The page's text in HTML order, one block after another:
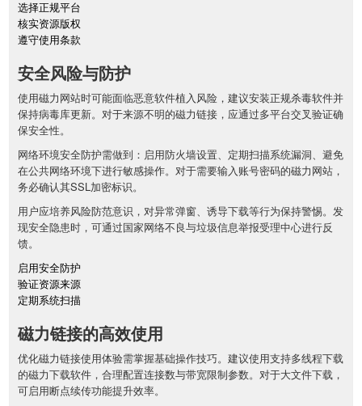
选择正规平台
核实资源版权
遵守使用条款
安全风险与防护
使用磁力网站时可能面临恶意软件植入风险，建议安装正规杀毒软件并
保持病毒库更新。对于来源不明的磁力链接，应通过多平台交叉验证确
保安全性。
网络环境安全防护需做到：启用防火墙设置、定期扫描系统漏洞、避免
在公共网络环境下进行敏感操作。对于需要输入账号密码的磁力网站，
务必确认其SSL加密标识。
用户应培养风险防范意识，对异常弹窗、诱导下载等行为保持警惕。发
现安全隐患时，可通过国家网络不良与垃圾信息举报受理中心进行反
馈。
启用安全防护
验证资源来源
定期系统扫描
磁力链接的高效使用
优化磁力链接使用体验需掌握基础操作技巧。建议使用支持多线程下载
的磁力下载软件，合理配置连接数与带宽限制参数。对于大文件下载，
可启用断点续传功能提升效率。